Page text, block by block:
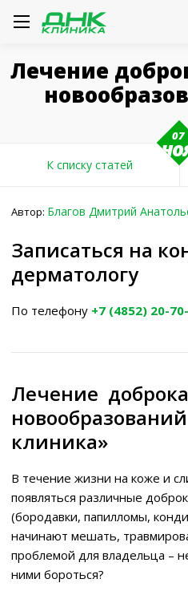
Лечение
07
К списку статей
Автор: Благов Дмитрий
Записаться на
дерматологу
По телефону +7 (4852) 20-
Лечение
клиника»
В течение жизни на коже и
появляться различные
(бородавки, папилломы,
начинают мешать,
проблемой для владельца –
ними бороться?